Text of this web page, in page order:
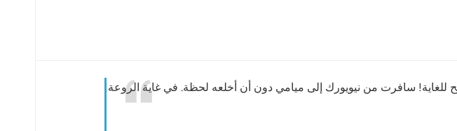
للغاية! سافرت من نيويورك إلى ميامي دون أن أخلعه لحظة. في غاية الروعة!